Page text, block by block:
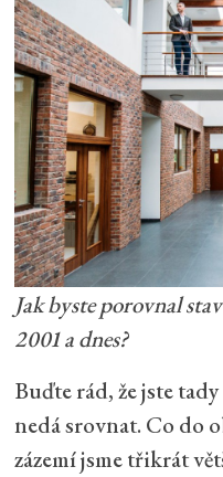
Jak byste porovnal
2001 a dnes?
Buďte rád, že jste
nedá srovnat. Co do
zázemí jsme třikrát